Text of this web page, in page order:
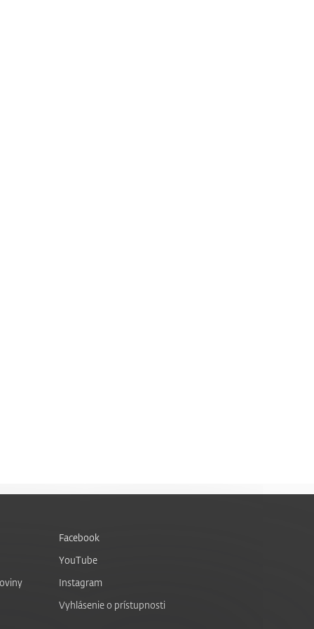
Facebook
YouTube
Instagram
Vyhlásenie o prístupnosti